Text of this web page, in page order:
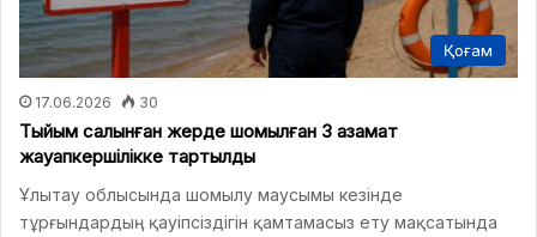
Қоғам
17.06.2026 30
Тыйым салынған жерде шомылған 3 азамат
жауапкершілікке тартылды
Ұлытау облысында шомылу маусымы кезінде
тұрғындардың қауіпсіздігін қамтамасыз ету мақсатында